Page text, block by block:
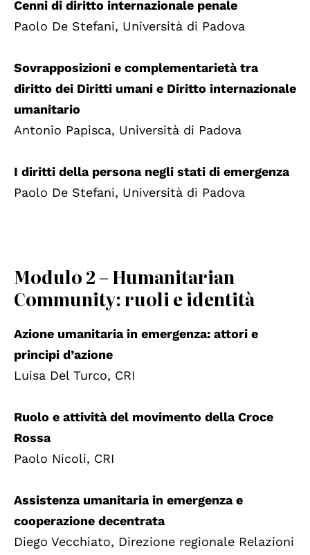
Cenni di diritto internazionale penale
Paolo De Stefani, Università di Padova
Sovrapposizioni e complementarietà tra
diritto dei Diritti umani e Diritto internazionale
umanitario
Antonio Papisca, Università di Padova
I diritti della persona negli stati di emergenza
Paolo De Stefani, Università di Padova
Modulo 2 – Humanitarian
Community: ruoli e identità
Azione umanitaria in emergenza: attori e
principi d’azione
Luisa Del Turco, CRI
Ruolo e attività del movimento della Croce
Rossa
Paolo Nicoli, CRI
Assistenza umanitaria in emergenza e
cooperazione decentrata
Diego Vecchiato, Direzione regionale Relazioni